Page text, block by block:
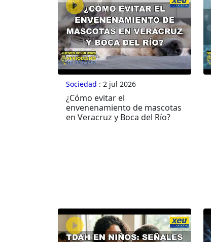
Sociedad : 2 jul 2026
¿Cómo evitar el
envenenamiento de mascotas
en Veracruz y Boca del Río?